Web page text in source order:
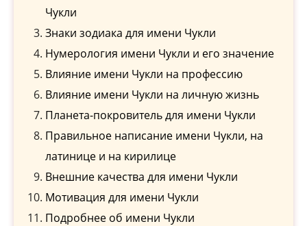
Чукли
Знаки зодиака для имени Чукли
Нумерология имени Чукли и его значение
Влияние имени Чукли на профессию
Влияние имени Чукли на личную жизнь
Планета-покровитель для имени Чукли
Правильное написание имени Чукли, на
латинице и на кирилице
Внешние качества для имени Чукли
Мотивация для имени Чукли
Подробнее об имени Чукли